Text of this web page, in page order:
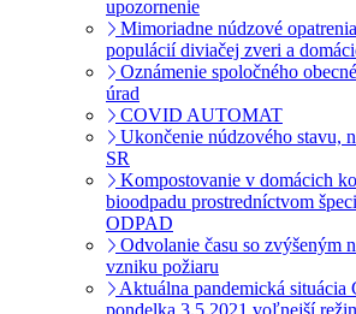
upozornenie
Mimoriadne núdzové
populácií diviačej zveri a
Oznámenie spoločného
úrad
COVID AUTOMAT
Ukončenie núdzového stavu,
SR
Kompostovanie v domácich
bioodpadu prostredníctvom
ODPAD
Odvolanie času so zvýšeným
vzniku požiaru
Aktuálna pandemická
pondelka 3.5.2021 voľnejší